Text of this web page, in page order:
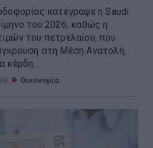
κατέγραψε η Saudi
του 2026, καθώς η
του πετρελαίου, που
στη Μέση Ανατολή,
κέρδη...
Οικονομία